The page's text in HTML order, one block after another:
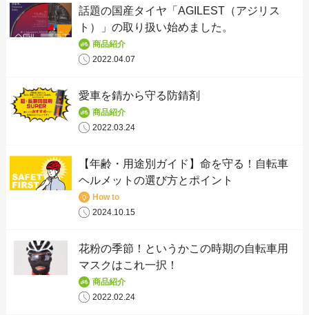
話題の国産タイヤ「AGILEST（アジリス
ト）」の取り扱い始めました。
商品紹介
2022.04.07
愛車を錆から守る防錆剤
商品紹介
2022.03.24
【年齢・用途別ガイド】命を守る！自転車
ヘルメットの選び方とポイント
How to
2024.10.15
花粉の季節！というかこの時期の自転車用
マスクはこれ一択！
商品紹介
2022.02.24